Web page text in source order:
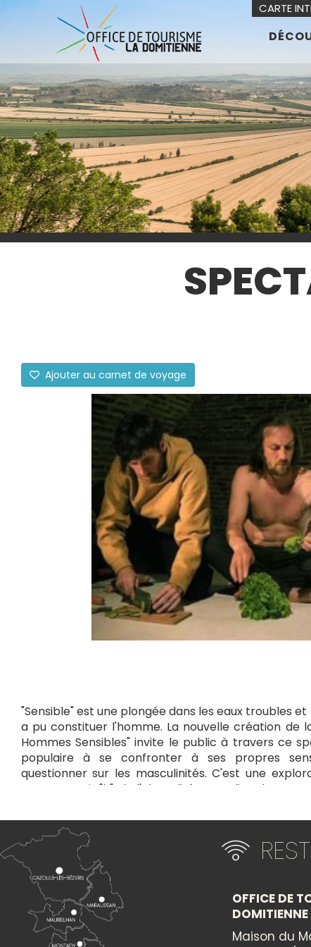
Ajouter au carnet de voyage
"Sensible" est une plongée dans les eaux troubles
a pu constituer l'homme. La nouvelle création de
Hommes Sensibles" invite le public à travers ce
populaire à se confronter à ses propres
questionner sur les masculinités. C'est une
avec un petit "h", de l'absurdité masculine de notre
invite à la réflexion, à la tendresse et à l'acceptation
Cette manifestation est proposée par Le Diversival.
Entrée gratuite.
19h00 : Ouverture des portes avec buvette et
resteront ouvertes après le spectacle.
20h00 : Début du spectacle (durée 50 min)
CARTE
OFFICE DE
DOMITIENNE
Maison du